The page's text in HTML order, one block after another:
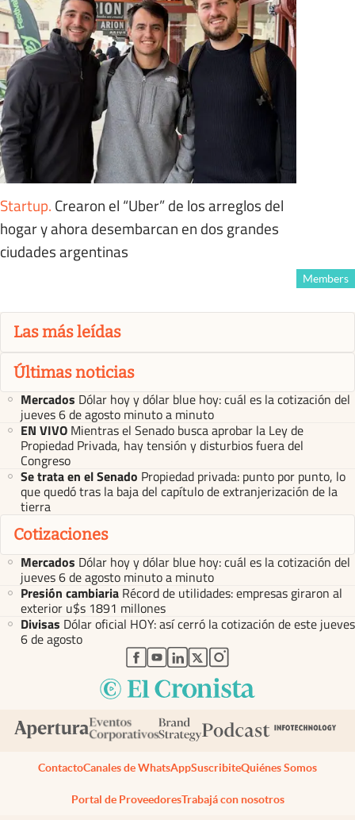
Startup. Crearon el “Uber” de los arreglos del
hogar y ahora desembarcan en dos grandes
ciudades argentinas
Members
Las más leídas
Últimas noticias
Mercados Dólar hoy y dólar blue hoy: cuál es la cotización del
jueves 6 de agosto minuto a minuto
EN VIVO Mientras el Senado busca aprobar la Ley de
Propiedad Privada, hay tensión y disturbios fuera del
Congreso
Se trata en el Senado Propiedad privada: punto por punto, lo
que quedó tras la baja del capítulo de extranjerización de la
tierra
Cotizaciones
Mercados Dólar hoy y dólar blue hoy: cuál es la cotización del
jueves 6 de agosto minuto a minuto
Presión cambiaria Récord de utilidades: empresas giraron al
exterior u$s 1891 millones
Divisas Dólar oficial HOY: así cerró la cotización de este jueves
6 de agosto
abre en nueva pestaña
abre en nueva pestaña
abre en nueva pestaña
abre en nueva pestaña
abre en nueva pestaña
ContactoCanales de WhatsAppSuscribiteQuiénes Somos
Portal de ProveedoresTrabajá con nosotros